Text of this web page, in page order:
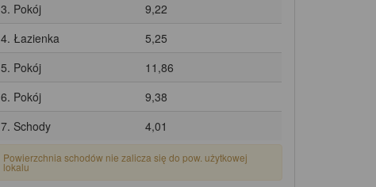
3. Pokój
9,22
4. Łazienka
5,25
5. Pokój
11,86
6. Pokój
9,38
7. Schody
4,01
Powierzchnia schodów nie zalicza się do pow. użytkowej
lokalu